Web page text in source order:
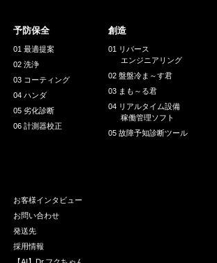
発送先
予防保全
01 最適提案
02 洗浄
03 コーティング
04 ハンダ
05 劣化診断
06 計測器校正
創造
01 リバース
エンジニアリング
02 盤盤冷ま～す君
03 まも～る君
04 リアルタイム設備
稼働管理ソフト
05 故障予知診断ツール
お客様インタビュー
お問い合わせ
発送先
採用情報